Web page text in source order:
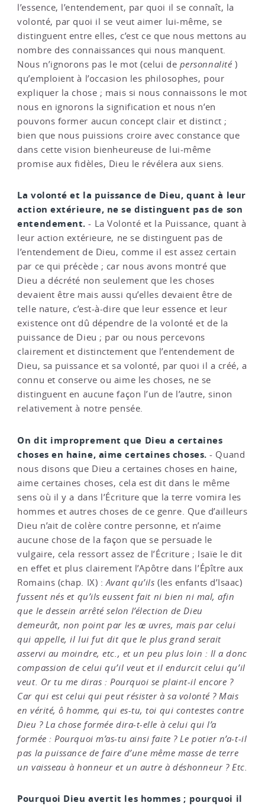
l’essence, l’entendement, par quoi il se connaît, la
volonté, par quoi il se veut aimer lui-même, se
distinguent entre elles, c’est ce que nous mettons au
nombre des connaissances qui nous manquent.
Nous n’ignorons pas le mot (celui de personnalité )
qu’emploient à l’occasion les philosophes, pour
expliquer la chose ; mais si nous connaissons le mot
nous en ignorons la signification et nous n’en
pouvons former aucun concept clair et distinct ;
bien que nous puissions croire avec constance que
dans cette vision bienheureuse de lui-même
promise aux fidèles, Dieu le révélera aux siens.
La volonté et la puissance de Dieu, quant à leur
action extérieure, ne se distinguent pas de son
entendement. - La Volonté et la Puissance, quant à
leur action extérieure, ne se distinguent pas de
l’entendement de Dieu, comme il est assez certain
par ce qui précède ; car nous avons montré que
Dieu a décrété non seulement que les choses
devaient être mais aussi qu’elles devaient être de
telle nature, c’est-à-dire que leur essence et leur
existence ont dû dépendre de la volonté et de la
puissance de Dieu ; par ou nous percevons
clairement et distinctement que l’entendement de
Dieu, sa puissance et sa volonté, par quoi il a créé, a
connu et conserve ou aime les choses, ne se
distinguent en aucune façon l’un de l’autre, sinon
relativement à notre pensée.
On dit improprement que Dieu a certaines
choses en haine, aime certaines choses. - Quand
nous disons que Dieu a certaines choses en haine,
aime certaines choses, cela est dit dans le même
sens où il y a dans l’Écriture que la terre vomira les
hommes et autres choses de ce genre. Que d’ailleurs
Dieu n’ait de colère contre personne, et n’aime
aucune chose de la façon que se persuade le
vulgaire, cela ressort assez de l’Écriture ; Isaïe le dit
en effet et plus clairement l’Apôtre dans l’Épître aux
Romains (chap. IX) :Avant qu’ils(les enfants d’Isaac)
fussent nés et qu’ils eussent fait ni bien ni mal, afin
que le dessein arrêté selon l’élection de Dieu
demeurât, non point par les æ uvres, mais par celui
qui appelle, il lui fut dit que le plus grand serait
asservi au moindre, etc., et un peu plus loin : Il a donc
compassion de celui qu’il veut et il endurcit celui qu’il
veut. Or tu me diras : Pourquoi se plaint-il encore ?
Car qui est celui qui peut résister à sa volonté ? Mais
en vérité, ô homme, qui es-tu, toi qui contestes contre
Dieu ? La chose formée dira-t-elle à celui qui l’a
formée : Pourquoi m’as-tu ainsi faite ? Le potier n’a-t-il
pas la puissance de faire d’une même masse de terre
un vaisseau à honneur et un autre à déshonneur ? Etc.
Pourquoi Dieu avertit les hommes ; pourquoi il